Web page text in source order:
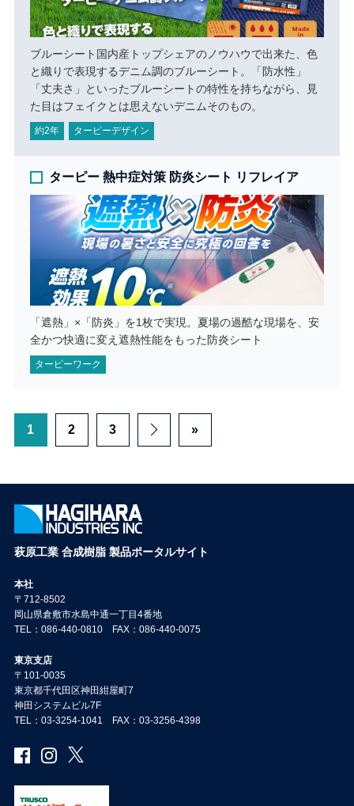
ブルーシート国内産トップシェアのノウハウで出来た、色
と織りで表現するデニム調のブルーシート。「防水性」
「丈夫さ」といったブルーシートの特性を持ちながら、見
た目はフェイクとは思えないデニムそのもの。
約2年 ターピーデザイン
ターピー 熱中症対策 防炎シート リフレイア
「遮熱」×「防炎」を1枚で実現。夏場の過酷な現場を、安
全かつ快適に変え遮熱性能をもった防炎シート
ターピーワーク
1 2 3
萩原工業 合成樹脂 製品ポータルサイト
本社
〒712-8502
岡山県倉敷市水島中通一丁目4番地
TEL：086-440-0810 FAX：086-440-0075
東京支店
〒101-0035
東京都千代田区神田紺屋町7
神田システムビル7F
TEL：03-3254-1041 FAX：03-3256-4398